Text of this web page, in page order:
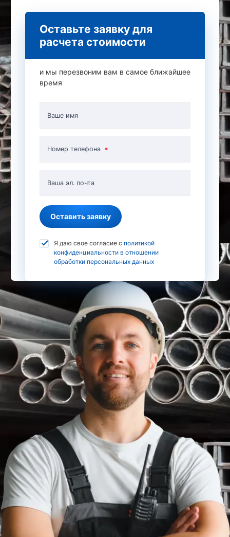
Оставьте заявку для
расчета стоимости
и мы перезвоним вам в самое ближайшее
время
Ваше имя
Номер телефона
Ваша эл. почта
Оставить заявку
Я даю свое согласие с политикой
конфиденциальности в отношении
обработки персональных данных